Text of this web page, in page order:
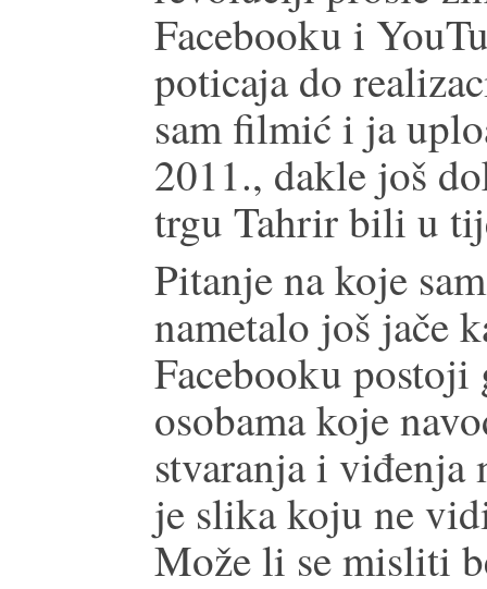
Facebooku i
poticaja do
sam filmić i ja
2011., dakle još
trgu Tahrir bili u
Pitanje na koje
nametalo još jače
Facebooku
osobama koje
stvaranja i
je slika koju ne
Može li se misliti